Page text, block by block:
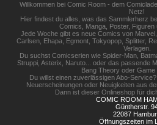
Willkommen bei Comic Room - dem
Netz!
Hier findest du alles, was das Sammlerherz
Comics, Manga, Poster, Figuren
Jede Woche gibt es neue Comics von
Carlsen, Ehapa, Egmont, Tokyopop, Splitter,
Verlagen.
Du suchst Comicserien wie Spider-Man,
Struppi, Asterix, Naruto... oder das passende
Bang Theory oder
Du willst einen zuverlässigen Abo-
Neuerscheinungen oder Neuigkeiten aus
Dann ist dieser Onlineshop für
COMIC ROOM
Güntherstr.
22087
Öffnungszeiten im